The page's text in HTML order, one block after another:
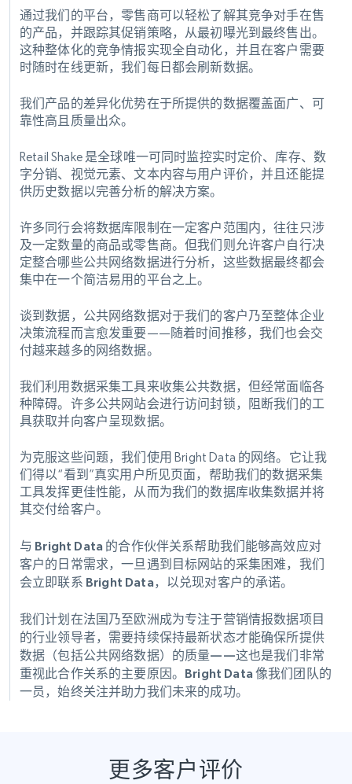
通过我们的平台，零售商可以轻松了解其竞争对手在售
的产品，并跟踪其促销策略，从最初曝光到最终售出。
这种整体化的竞争情报实现全自动化，并且在客户需要
时随时在线更新，我们每日都会刷新数据。
我们产品的差异化优势在于所提供的数据覆盖面广、可
靠性高且质量出众。
Retail Shake 是全球唯一可同时监控实时定价、库存、数
字分销、视觉元素、文本内容与用户评价，并且还能提
供历史数据以完善分析的解决方案。
许多同行会将数据库限制在一定客户范围内，往往只涉
及一定数量的商品或零售商。但我们则允许客户自行决
定整合哪些公共网络数据进行分析，这些数据最终都会
集中在一个简洁易用的平台之上。
谈到数据，公共网络数据对于我们的客户乃至整体企业
决策流程而言愈发重要——随着时间推移，我们也会交
付越来越多的网络数据。
我们利用数据采集工具来收集公共数据，但经常面临各
种障碍。许多公共网站会进行访问封锁，阻断我们的工
具获取并向客户呈现数据。
为克服这些问题，我们使用 Bright Data 的网络。它让我
们得以“看到”真实用户所见页面，帮助我们的数据采集
工具发挥更佳性能，从而为我们的数据库收集数据并将
其交付给客户。
与 Bright Data 的合作伙伴关系帮助我们能够高效应对
客户的日常需求，一旦遇到目标网站的采集困难，我们
会立即联系 Bright Data，以兑现对客户的承诺。
我们计划在法国乃至欧洲成为专注于营销情报数据项目
的行业领导者，需要持续保持最新状态才能确保所提供
数据（包括公共网络数据）的质量——这也是我们非常
重视此合作关系的主要原因。Bright Data 像我们团队的
一员，始终关注并助力我们未来的成功。
更多客户评价